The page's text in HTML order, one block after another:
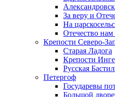
За веру и
На
Отечество
Крепости Северо-
Старая Ладога
Крепости
Русская
Петергоф
Государевы
Большой